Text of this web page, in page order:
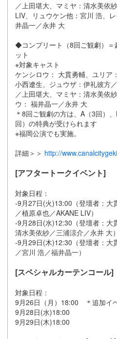
／上田堪大、マミヤ：清水美依
LIV、リュウケン他：宮川 浩、
井晶一／永井 大
◆コンプリート（8回ご観劇）＝
ット
※対象キャスト
ケンシロウ： 大貫勇輔、ユリア
小西遼生、ジュウザ：伊礼彼方
／上田堪大、マミヤ：清水美依
ウ： 福井晶一／永井 大
＊8回ご観劇の方は、A（3回）
回）の特典が受けられます
※福岡公演でも実施。
詳細＞＞ http://
[アフタートークイベント]
対象日程：
-9月27日(火)13:00（登壇者：大
／植原卓也／AKANE LIV）
-9月28日(水)12:30（登壇者：大
清水美依紗／三浦涼介／永井 大）
-9月29日(木)12:30（登壇者：大
／宮川 浩／福井晶一）
[スペシャルカーテンコール]
対象日程：
9月26日（月）18:00 ＊追加イ
9月28日(水)18:00
9月29日(木)18:00